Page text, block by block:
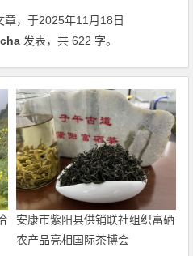
章，于2025年11月18日
发表，共 622 字。
安康市紫阳县供销联社组织富硒
农产品亮相国际茶博会